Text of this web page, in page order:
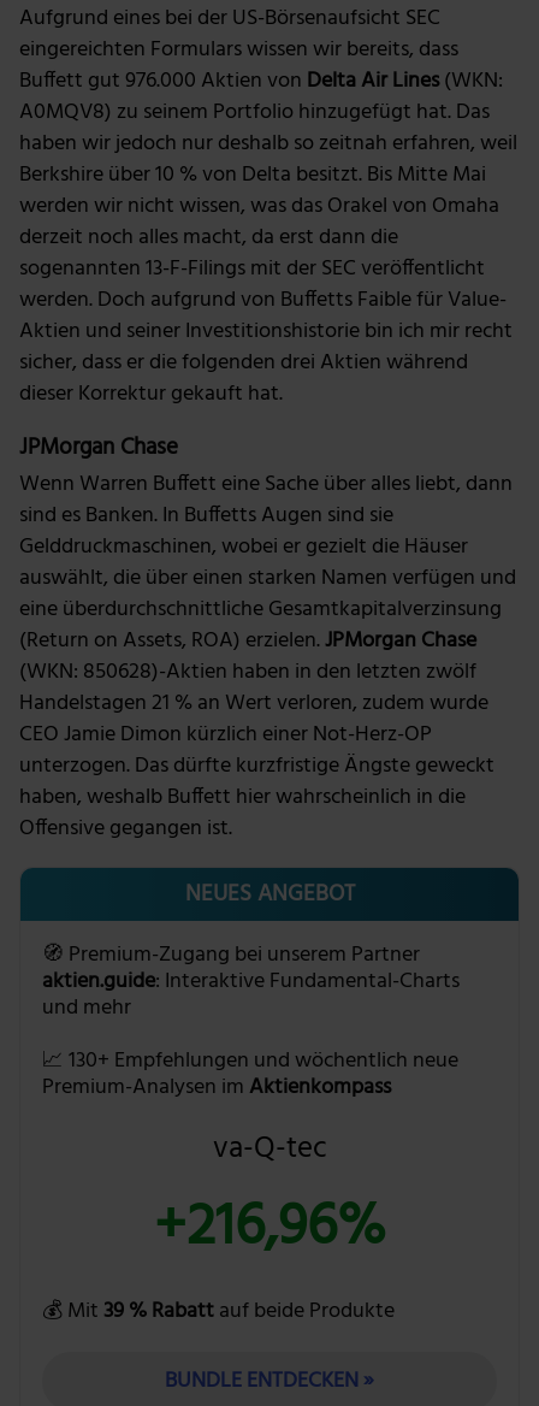
Aufgrund eines bei der US-Börsenaufsicht SEC
eingereichten Formulars wissen wir bereits, dass
Buffett gut 976.000 Aktien von Delta Air Lines(WKN:
A0MQV8) zu seinem Portfolio hinzugefügt hat. Das
haben wir jedoch nur deshalb so zeitnah erfahren, weil
Berkshire über 10 % von Delta besitzt. Bis Mitte Mai
werden wir nicht wissen, was das Orakel von Omaha
derzeit noch alles macht, da erst dann die
sogenannten 13-F-Filings mit der SEC veröffentlicht
werden. Doch aufgrund von Buffetts Faible für Value-
Aktien und seiner Investitionshistorie bin ich mir recht
sicher, dass er die folgenden drei Aktien während
dieser Korrektur gekauft hat.
JPMorgan Chase
Wenn Warren Buffett eine Sache über alles liebt, dann
sind es Banken. In Buffetts Augen sind sie
Gelddruckmaschinen, wobei er gezielt die Häuser
auswählt, die über einen starken Namen verfügen und
eine überdurchschnittliche Gesamtkapitalverzinsung
(Return on Assets, ROA) erzielen.JPMorgan Chase
(WKN: 850628)-Aktien haben in den letzten zwölf
Handelstagen 21 % an Wert verloren, zudem wurde
CEO Jamie Dimon kürzlich einer Not-Herz-OP
unterzogen. Das dürfte kurzfristige Ängste geweckt
haben, weshalb Buffett hier wahrscheinlich in die
Offensive gegangen ist.
NEUES ANGEBOT
🧭 Premium-Zugang bei unserem Partner
aktien.guide: Interaktive Fundamental-Charts
und mehr
📈 130+ Empfehlungen und wöchentlich neue
Premium-Analysen im Aktienkompass
va-Q-tec
+216,96%
💰 Mit 39 % Rabattauf beide Produkte
BUNDLE ENTDECKEN »